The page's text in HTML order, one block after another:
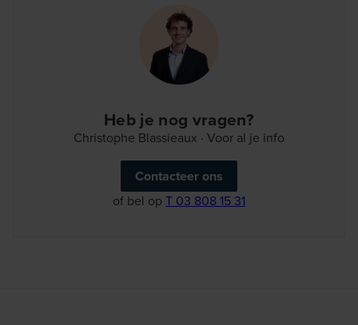
Heb je nog vragen?
Christophe Blassieaux · Voor al je info
Contacteer ons
of bel op T 03 808 15 31